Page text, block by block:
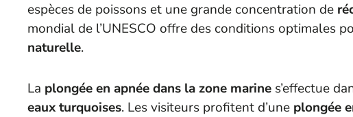
espèces de poissons et une grande concentration de
mondial de l’UNESCO offre des conditions optimales
naturelle.
La plongée en apnée dans la zone marine s’effectue
eaux turquoises. Les visiteurs profitent d’une plongée